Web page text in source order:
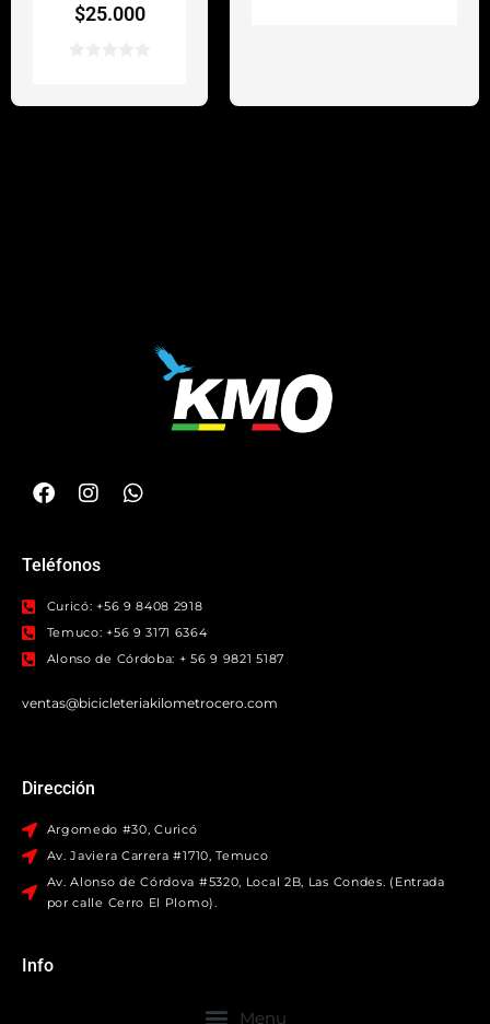
$25.000
Teléfonos
Curicó: +56 9 8408 2918
Temuco: +56 9 3171 6364
Alonso de Córdoba: + 56 9 9821 5187
ventas@bicicleteriakilometrocero.com
Dirección
Argomedo #30, Curicó
Av. Javiera Carrera #1710, Temuco
Av. Alonso de Córdova #5320, Local 2B, Las Condes. (Entrada
por calle Cerro El Plomo).
Info